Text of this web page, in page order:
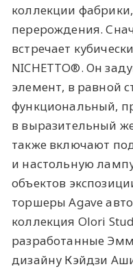
коллекции
перерождения.
встречает
NICHETTO®. Он
элемент, в равной
функциональный,
в выразительный
также включают
и настольную
объектов
торшеры Agave
коллекция Olori
разработанные
дизайну Кэйдзи